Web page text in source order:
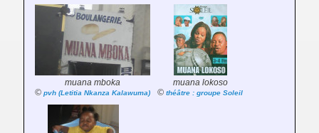
muana mboka
© pvh (Letitia Nkanza Kalawuma)
muana lokoso
© théâtre : groupe Soleil